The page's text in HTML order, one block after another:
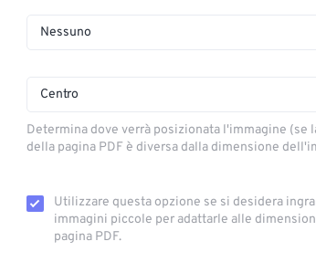
Nessuno
Centro
Determina dove verrà posizionata l'immagine (se
della pagina PDF è diversa dalla dimensione
Utilizzare questa opzione se si desidera
immagini piccole per adattarle alle
pagina PDF.